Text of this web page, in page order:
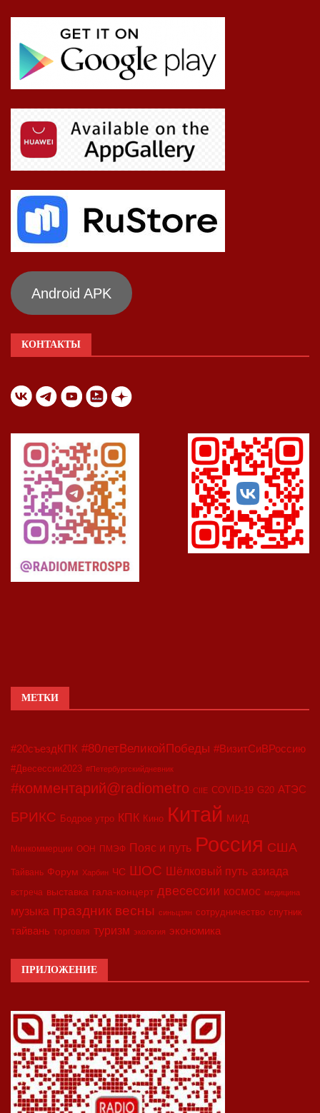
Android APK
КОНТАКТЫ
МЕТКИ
#20съездКПК #80летВеликойПобеды #ВизитСиВРоссию
#Двесессии2023 #Петербургскийдневник
#комментарий@radiometro CIIE COVID-19 G20 АТЭС
БРИКС Бодрое утро КПК Кино Китай МИД
Минкоммерции ООН ПМЭФ Пояс и путь Россия США
Тайвань Форум Харбин ЧС ШОС Шёлковый путь азиада
встреча выставка гала-концерт двесессии космос медицина
музыка праздник весны синьцзян сотрудничество спутник
тайвань торговля туризм экология экономика
ПРИЛОЖЕНИЕ